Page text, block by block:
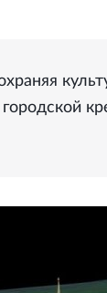
городской